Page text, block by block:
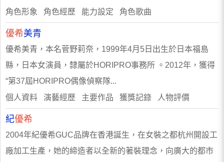
角色形象 角色經歷 能力設定 角色歌曲
優希美青
優希美青，本名菅野莉奈，1999年4月5日出生於日本福島
縣，日本女演員，隸屬於HORIPRO事務所 。2012年，獲得
“第37屆HORIPRO偶像偵察隊...
個人資料 演藝經歷 主要作品 獲獎記錄 人物評價
紀優希
2004年紀優希GUC品牌在香港誕生，在女裝之都杭州開設工
廠加工生產，她的締造者以全新的著裝理念，向廣大的都市